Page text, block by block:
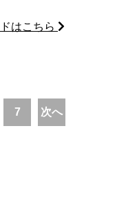
はこちら
7 次へ